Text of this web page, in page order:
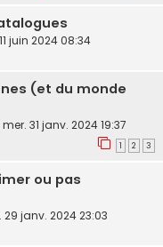
juin 2024 08:34
(et du monde
mer. 31 janv. 2024 19:37
1 2 3
ou pas
29 janv. 2024 23:03